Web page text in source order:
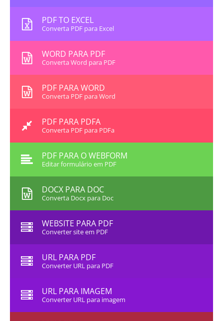
PDF TO EXCEL
Converta PDF para Excel
WORD PARA PDF
Converta Word para PDF
PDF PARA WORD
Converta PDF para Word
PDF PARA PDFA
Converta PDF para PDFa
PDF PARA O WEBFORM
Editar formulário em PDF
DOCX PARA DOC
Converta Docx para Doc
WEBSITE PARA PDF
Converter site em PDF
URL PARA PDF
Converter URL para PDF
URL PARA IMAGEM
Converter URL para imagem